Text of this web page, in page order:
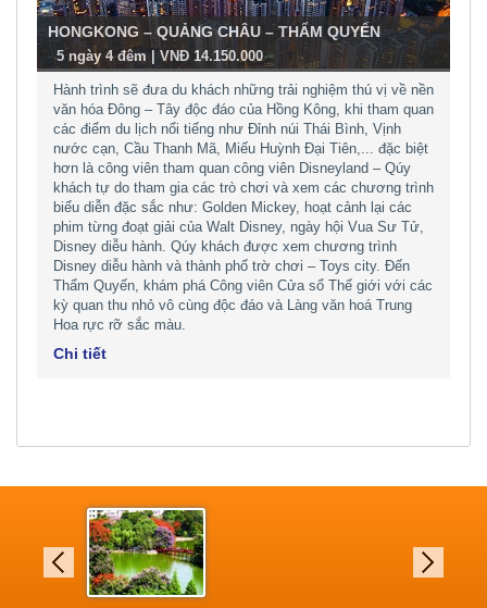
HONGKONG – QUẢNG CHÂU – THẨM QUYẾN
-5 ngày 4 đêm | VNĐ 14.150.000
Hành trình sẽ đưa du khách những trải nghiệm thú vị về nền
văn hóa Đông – Tây độc đáo của Hồng Kông, khi tham quan
các điểm du lịch nổi tiếng như Đỉnh núi Thái Bình, Vịnh
nước cạn, Cầu Thanh Mã, Miếu Huỳnh Đại Tiên,... đặc biệt
hơn là công viên tham quan công viên Disneyland – Qúy
khách tự do tham gia các trò chơi và xem các chương trình
biểu diễn đặc sắc như: Golden Mickey, hoạt cảnh lại các
phim từng đoạt giải của Walt Disney, ngày hội Vua Sư Tử,
Disney diễu hành. Qúy khách được xem chương trình
Disney diễu hành và thành phố trờ chơi – Toys city. Đến
Thẩm Quyến, khám phá Công viên Cửa sổ Thế giới với các
kỳ quan thu nhỏ vô cùng độc đáo và Làng văn hoá Trung
Hoa rực rỡ sắc màu.
Chi tiết